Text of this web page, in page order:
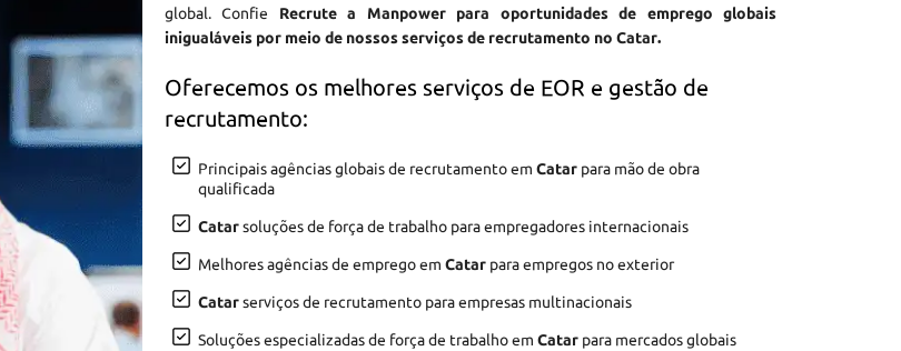
global. Confie Recrute a Manpower para oportunidades de emprego globais
inigualáveis por meio de nossos serviços de recrutamento no Catar.
Oferecemos os melhores serviços de EOR e gestão de
recrutamento:
Principais agências globais de recrutamento em Catar para mão de obra
qualificada
Catarsoluções de força de trabalho para empregadores internacionais
Melhores agências de emprego em Catar para empregos no exterior
Catarserviços de recrutamento para empresas multinacionais
Soluções especializadas de força de trabalho em Catar para mercados globais